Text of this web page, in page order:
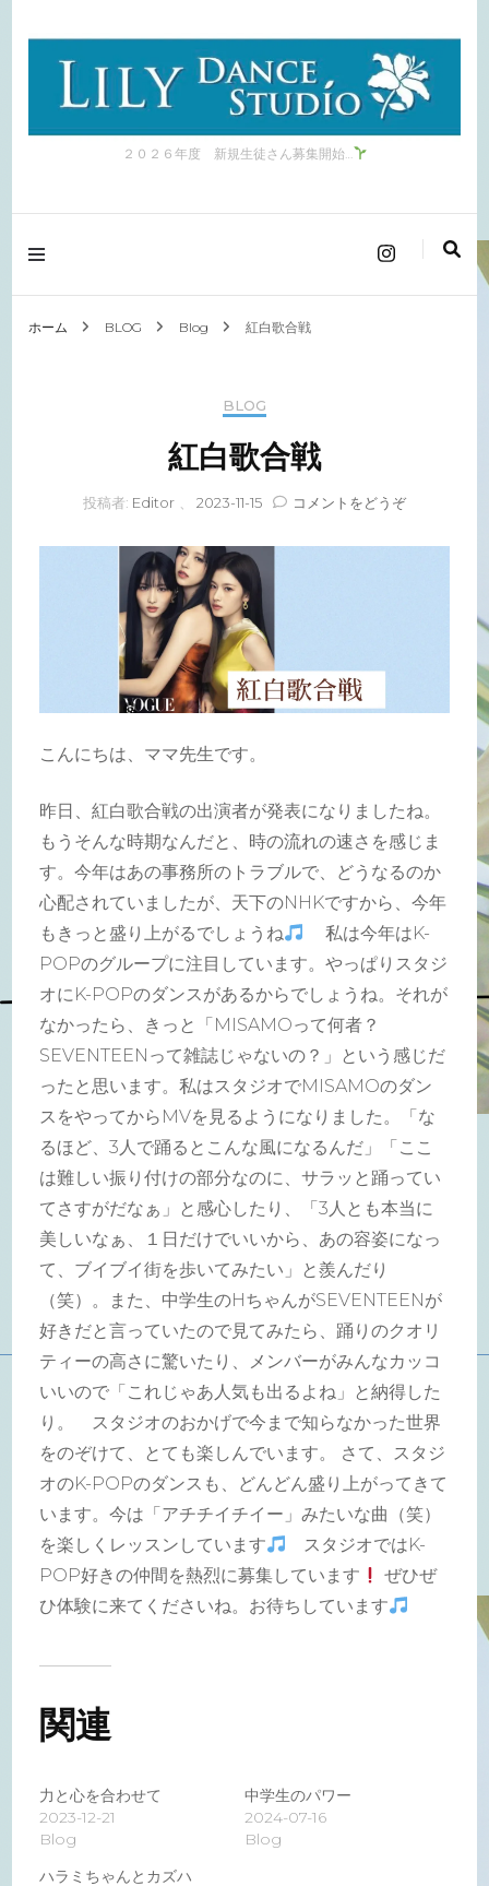
２０２６年度 新規生徒さん募集開始…
ホーム BLOG Blog 紅白歌合戦
BLOG
紅白歌合戦
投稿者: Editor 2023-11-15 コメントをどうぞ(紅
歌
こんにちは、ママ先生です。
昨日、紅白歌合戦の出演者が発表になりましたね。
もうそんな時期なんだと、時の流れの速さを感じま
す。今年はあの事務所のトラブルで、どうなるのか
心配されていましたが、天下のNHKですから、今年
もきっと盛り上がるでしょうね
私は今年はK-
POPのグループに注目しています。やっぱりスタジ
オにK-POPのダンスがあるからでしょうね。それが
なかったら、きっと「MISAMOって何者？
SEVENTEENって雑誌じゃないの？」という感じだ
ったと思います。私はスタジオでMISAMOのダン
スをやってからMVを見るようになりました。「な
るほど、3人で踊るとこんな風になるんだ」「ここ
は難しい振り付けの部分なのに、サラッと踊ってい
てさすがだなぁ」と感心したり、「3人とも本当に
美しいなぁ、１日だけでいいから、あの容姿になっ
て、ブイブイ街を歩いてみたい」と羨んだり
（笑）。また、中学生のHちゃんがSEVENTEENが
好きだと言っていたので見てみたら、踊りのクオリ
ティーの高さに驚いたり、メンバーがみんなカッコ
いいので「これじゃあ人気も出るよね」と納得した
り。 スタジオのおかげで今まで知らなかった世界
をのぞけて、とても楽しんでいます。 さて、スタジ
オのK-POPのダンスも、どんどん盛り上がってきて
います。今は「アチチイチイー」みたいな曲（笑）
を楽しくレッスンしています
スタジオではK-
POP好きの仲間を熱烈に募集しています
ぜひぜ
ひ体験に来てくださいね。お待ちしています
関連
力と心を合わせて
2023-12-21
Blog
中学生のパワー
2024-07-16
Blog
ハラミちゃんとカズハ